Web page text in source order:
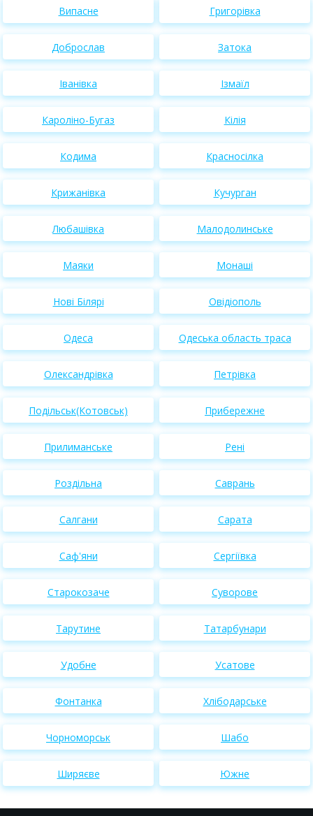
Випасне Григорівка
Доброслав Затока
Іванівка Ізмаїл
Кароліно-Бугаз Кілія
Кодима Красносілка
Крижанівка Кучурган
Любашівка Малодолинське
Маяки Монаші
Нові Білярі Овідіополь
Одеса Одеська область траса
Олександрівка Петрівка
Подільськ(Котовськ) Прибережне
Прилиманське Рені
Роздільна Саврань
Салгани Сарата
Саф'яни Сергіївка
Старокозаче Суворове
Тарутине Татарбунари
Удобне Усатове
Фонтанка Хлібодарське
Чорноморськ Шабо
Ширяєве Южне